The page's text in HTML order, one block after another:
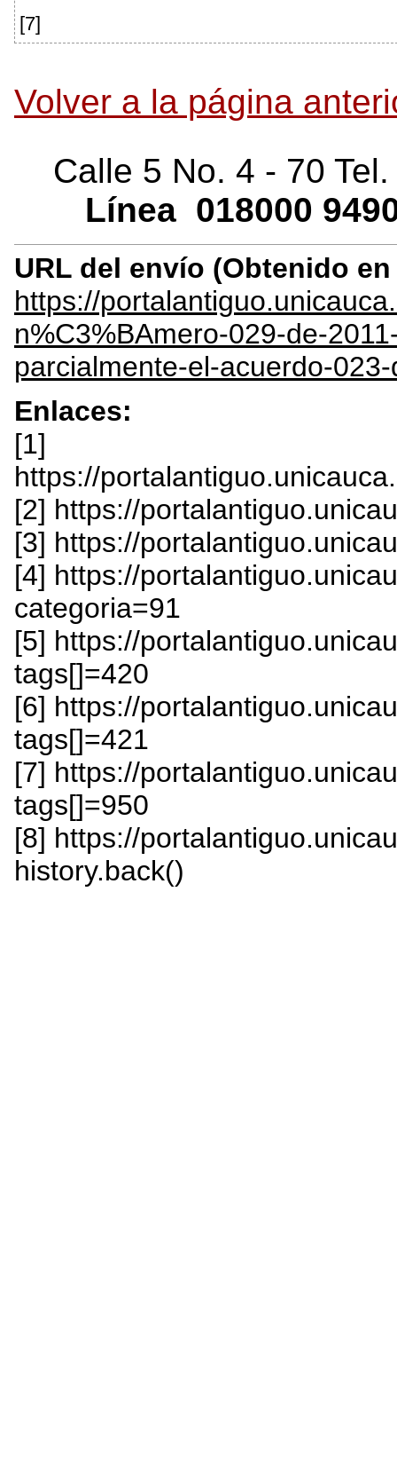
[7]
Volver a la página
Calle 5 No. 4 - 70
Línea 018000
URL del envío (Obtenido
https://
n%C3%BAmero-029-de-
parcialmente-el-acuerdo-
Enlaces:
[1]
https://
[2] https://
[3] https://
[4] https://
categoria=91
[5] https://
tags[]=420
[6] https://
tags[]=421
[7] https://
tags[]=950
[8] https://
history.back()